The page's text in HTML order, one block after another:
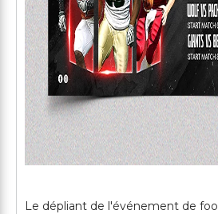
Le dépliant de l'événement de